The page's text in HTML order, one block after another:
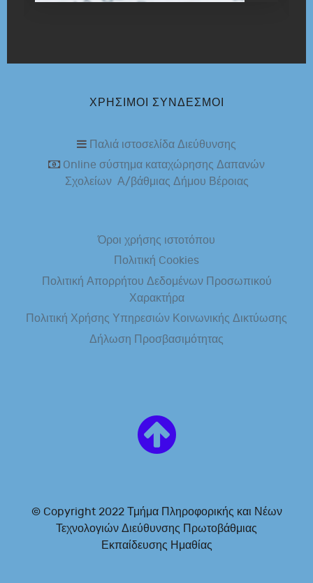
ΧΡΉΣΙΜΟΙ ΣΎΝΔΕΣΜΟΙ
Παλιά ιστοσελίδα Διεύθυνσης
Online σύστημα καταχώρησης Δαπανών
Σχολείων Α/βάθμιας Δήμου Βέροιας
Όροι χρήσης ιστοτόπου
Πολιτική Cookies
Πολιτική Απορρήτου Δεδομένων Προσωπικού
Χαρακτήρα
Πολιτική Χρήσης Υπηρεσιών Κοινωνικής Δικτύωσης
Δήλωση Προσβασιμότητας
© Copyright 2022 Τμήμα Πληροφορικής και Νέων
Τεχνολογιών Διεύθυνσης Πρωτοβάθμιας
Εκπαίδευσης Ημαθίας